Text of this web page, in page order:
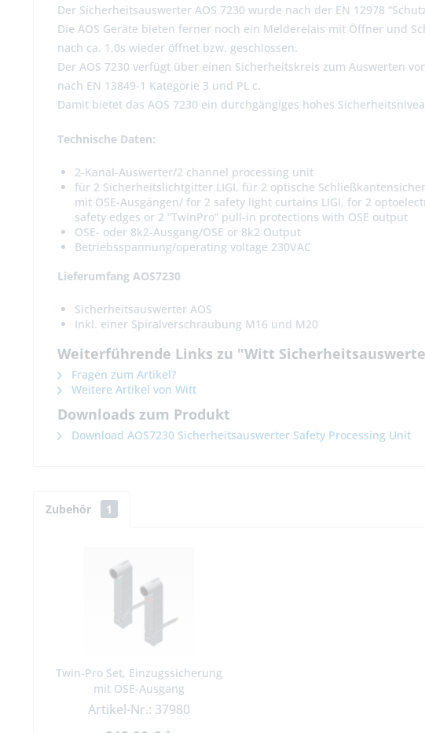
Der Sicherheitsauswerter AOS 7230 wurde nach der EN 12978
Die AOS Geräte bieten ferner noch ein Melderelais mit Öffner und
nach ca. 1,0s wieder öffnet bzw. geschlossen.
Der AOS 7230 verfügt über einen Sicherheitskreis zum Auswerten
nach EN 13849-1 Kategorie 3 und PL c.
Damit bietet das AOS 7230 ein durchgängiges hohes
Technische Daten:
2-Kanal-Auswerter/2 channel processing unit
für 2 Sicherheitslichtgitter LIGI, für 2 optische
mit OSE-Ausgängen/ for 2 safety light curtains LIGI, for 2
safety edges or 2 “TwinPro” pull-in protections with OSE output
OSE- oder 8k2-Ausgang/OSE or 8k2 Output
Betriebsspannung/operating voltage 230VAC
Lieferumfang AOS7230
Sicherheitsauswerter AOS
Inkl. einer Spiralverschraubung M16 und M20
Weiterführende Links zu "Witt Sicherheitsauswerter
Fragen zum Artikel?
Weitere Artikel von Witt
Downloads zum Produkt
Download AOS7230 Sicherheitsauswerter Safety Processing Unit
Zubehör 1
Twin-Pro Set, Einzugssicherung
mit OSE-Ausgang
Artikel-Nr.: 37980